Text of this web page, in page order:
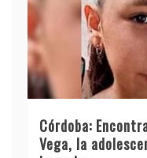
Córdoba:
Vega, la